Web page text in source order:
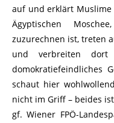
auf und erklärt
Ägyptischen
zuzurechnen ist, treten
und verbreiten
domokratiefeindliches
schaut hier
nicht im Griff – beides
gf. Wiener FPÖ-